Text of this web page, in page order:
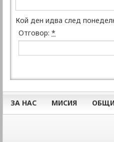
Кой ден идва след
Отговор: *
ЗА НАС МИСИЯ